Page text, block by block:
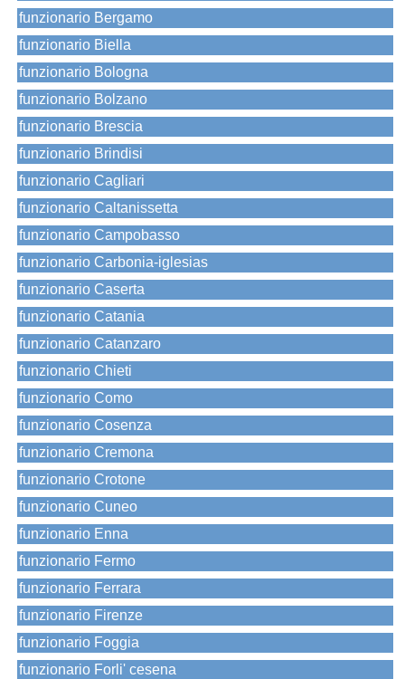
funzionario Bergamo
funzionario Biella
funzionario Bologna
funzionario Bolzano
funzionario Brescia
funzionario Brindisi
funzionario Cagliari
funzionario Caltanissetta
funzionario Campobasso
funzionario Carbonia-iglesias
funzionario Caserta
funzionario Catania
funzionario Catanzaro
funzionario Chieti
funzionario Como
funzionario Cosenza
funzionario Cremona
funzionario Crotone
funzionario Cuneo
funzionario Enna
funzionario Fermo
funzionario Ferrara
funzionario Firenze
funzionario Foggia
funzionario Forli' cesena